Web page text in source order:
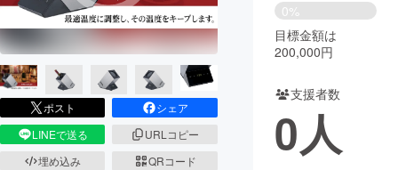
ビジネス・起業 チャレンジ
まちづくり・地域活性化
CAMPFIRE for Social Good
CAMPFIRE Creation
コミュニティ
ポスト
シェア
LINEで送る
URLコピー
埋め込み
QRコード
0%
目標金額は
200,000円
支援者数
0人